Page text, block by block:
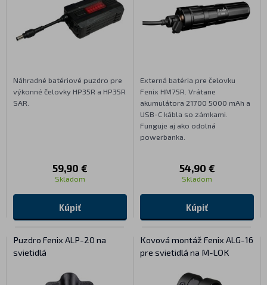
Náhradné batériové puzdro pre
výkonné čelovky HP35R a HP35R
SAR.
59,90 €
Skladom
Kúpiť
Externá batéria pre čelovku
Fenix HM75R. Vrátane
akumulátora 21700 5000 mAh a
USB-C kábla so zámkami.
Funguje aj ako odolná
powerbanka.
54,90 €
Skladom
Kúpiť
Puzdro Fenix ALP-20 na
svietidlá
Kovová montáž Fenix ALG-16
pre svietidlá na M-LOK